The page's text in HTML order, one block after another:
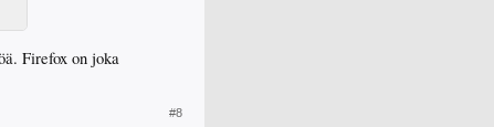
Firefox on joka
#8